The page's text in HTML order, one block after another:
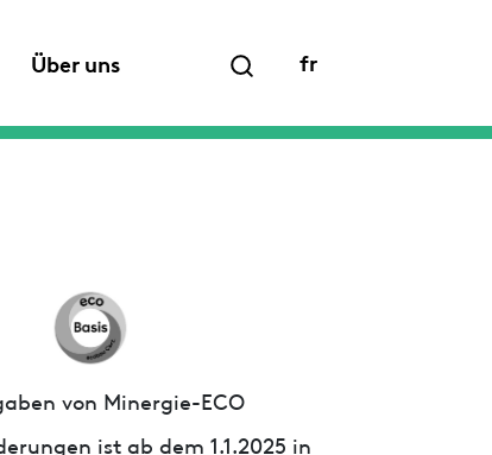
Über uns fr
von Minergie-ECO
ist ab dem 1.1.2025 in